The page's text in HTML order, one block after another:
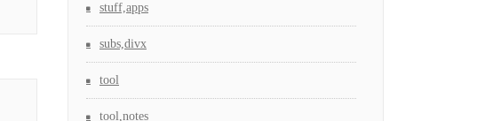
stuff,apps
subs,divx
tool
tool,notes